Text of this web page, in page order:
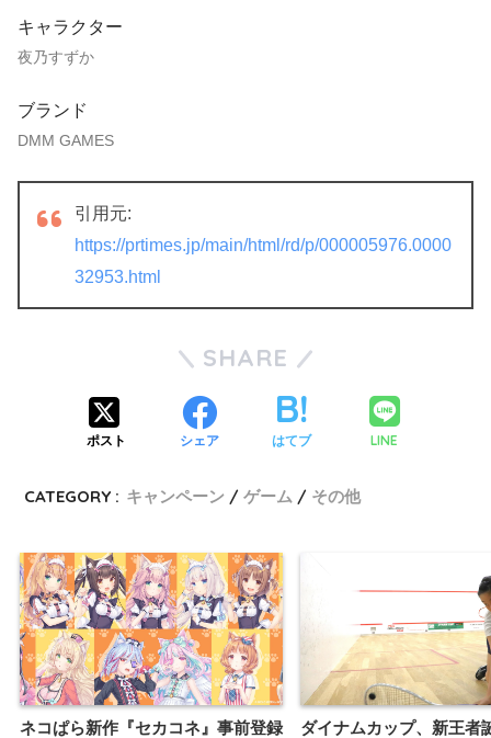
キャラクター
夜乃すずか
ブランド
DMM GAMES
引用元:
https://prtimes.jp/main/html/rd/p/000005976.0000
32953.html
SHARE
ポスト シェア はてブ LINE
CATEGORY : キャンペーン ゲーム その他
ネコぱら新作『セカコネ』事前登録 ダイナムカップ、新王者